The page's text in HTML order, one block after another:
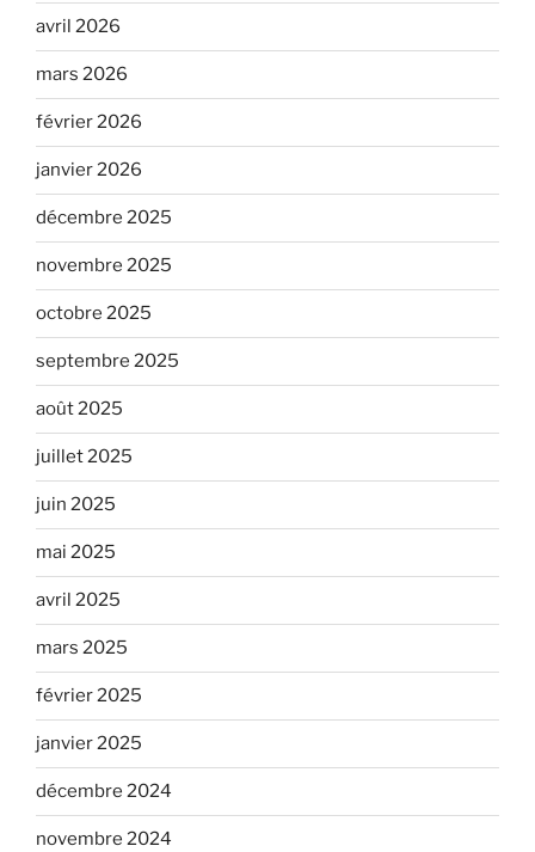
avril 2026
mars 2026
février 2026
janvier 2026
décembre 2025
novembre 2025
octobre 2025
septembre 2025
août 2025
juillet 2025
juin 2025
mai 2025
avril 2025
mars 2025
février 2025
janvier 2025
décembre 2024
novembre 2024